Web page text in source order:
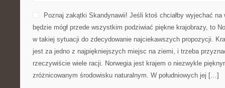
Poznaj zakątki Skandynawii! Jeśli ktoś chciałby wyjechać
będzie mógł przede wszystkim podziwiać piękne krajobrazy, to
w takiej sytuacji do zdecydowanie najciekawszych propozycji.
jest za jedno z najpiękniejszych miejsc na ziemi, i trzeba
rzeczywiście wiele racji. Norwegia jest krajem o niezwykle
zróżnicowanym środowisku naturalnym. W południowych jej […]